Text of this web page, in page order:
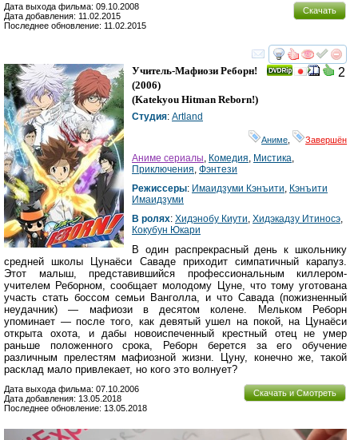
Скачать
Дата выхода фильма: 09.10.2008
Дата добавления: 11.02.2015
Последнее обновление: 11.02.2015
смотреть
2
Учитель-Мафиози Реборн!
(2006)
(Katekyou Hitman Reborn!)
Студия: Artland
Аниме Завершён
Аниме сериалы, Комедия, Мистика,
Приключения, Фэнтези
Режиссеры: Имаидзуми Кэнъити, Кэнъити
Имаидзуми
В ролях: Хидэнобу Киути, Хидэкадзу Итиносэ,
Кокубун Юкари
В один распрекрасный день к школьнику
средней школы Цунаёси Саваде приходит симпатичный карапуз.
Этот малыш, представившийся профессиональным киллером-
учителем Реборном, сообщает молодому Цуне, что тому уготована
участь стать боссом семьи Ванголла, и что Савада (пожизненный
неудачник) — мафиози в десятом колене. Мельком Реборн
упоминает — после того, как девятый ушел на покой, на Цунаёси
открыта охота, и дабы новоиспеченный крестный отец не умер
раньше положенного срока, Реборн берется за его обучение
различным прелестям мафиозной жизни. Цуну, конечно же, такой
расклад мало привлекает, но кого это волнует?
Скачать и Смотреть
Дата выхода фильма: 07.10.2006
Дата добавления: 13.05.2018
Последнее обновление: 13.05.2018